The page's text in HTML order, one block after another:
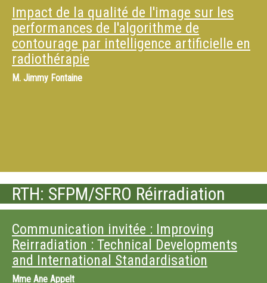
Impact de la qualité de l'image sur les
performances de l'algorithme de
contourage par intelligence artificielle en
radiothérapie
M. Jimmy Fontaine
RTH: SFPM/SFRO Réirradiation
Communication invitée : Improving
Reirradiation : Technical Developments
and International Standardisation
Mme Ane Appelt